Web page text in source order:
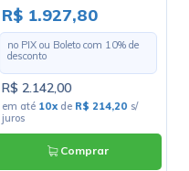
Marshall
R$ 1.927,80
no PIX ou Boleto com 10% de
desconto
R$ 2.142,00
em até 10xde R$ 214,20 s/
juros
Comprar